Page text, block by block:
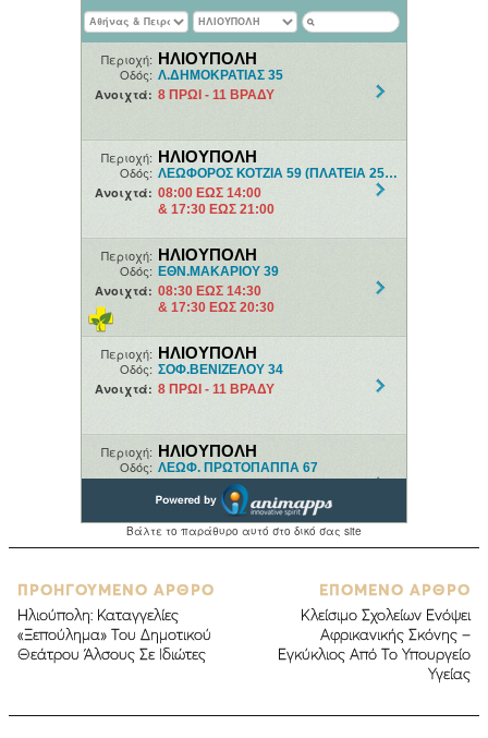
ΠΡΟΗΓΟΥΜΕΝΟ ΑΡΘΡΟ
Ηλιούπολη: Καταγγελίες
«Ξεπούλημα» Του Δημοτικού
Θεάτρου Άλσους Σε Ιδιώτες
ΕΠΟΜΕΝΟ ΑΡΘΡΟ
Κλείσιμο Σχολείων Ενόψει
Αφρικανικής Σκόνης –
Εγκύκλιος Από Το Υπουργείο
Υγείας